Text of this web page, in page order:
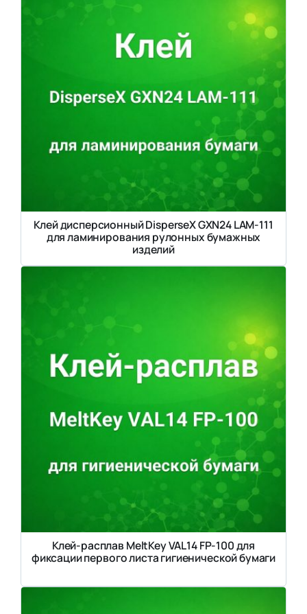
Клей дисперсионный DisperseX GXN24 LAM-111
для ламинирования рулонных бумажных
изделий
Клей-расплав MeltKey VAL14 FP-100 для
фиксации первого листа гигиенической бумаги